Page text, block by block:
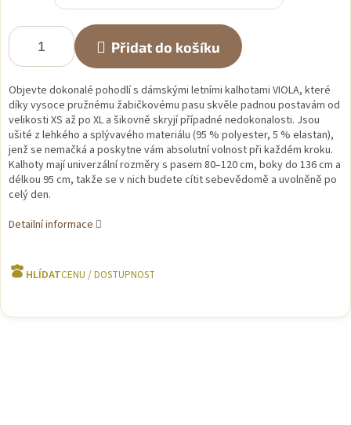
Přidat do košíku
Objevte dokonalé pohodlí s dámskými letními kalhotami VIOLA, které
díky vysoce pružnému žabičkovému pasu skvěle padnou postavám od
velikosti XS až po XL a šikovně skryjí případné nedokonalosti. Jsou
ušité z lehkého a splývavého materiálu (95 % polyester, 5 % elastan),
jenž se nemačká a poskytne vám absolutní volnost při každém kroku.
Kalhoty mají univerzální rozměry s pasem 80–120 cm, boky do 136 cm a
délkou 95 cm, takže se v nich budete cítit sebevědomě a uvolněně po
celý den.
Detailní informace
HLÍDAT